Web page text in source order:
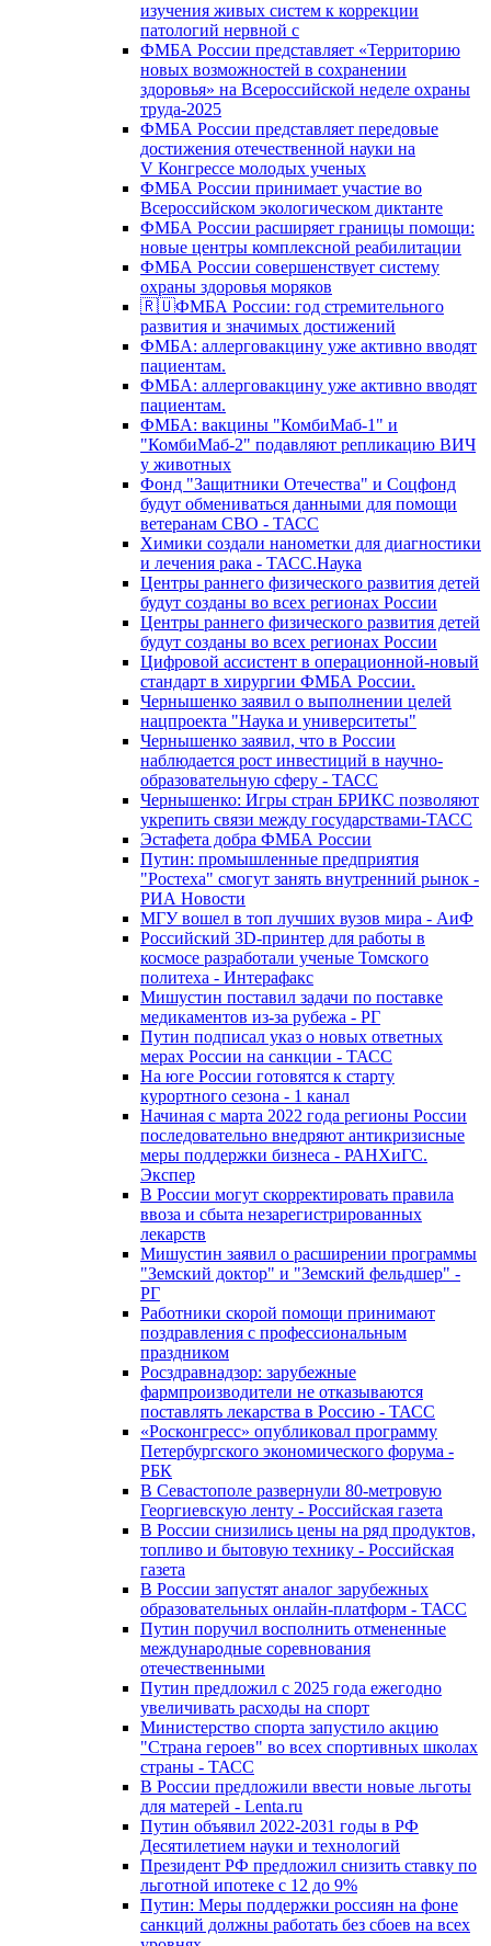
изучения живых систем к коррекции
патологий нервной с
ФМБА России представляет «Территорию
новых возможностей в сохранении
здоровья» на Всероссийской неделе охраны
труда-2025
ФМБА России представляет передовые
достижения отечественной науки на
V Конгрессе молодых ученых
ФМБА России принимает участие во
Всероссийском экологическом диктанте
ФМБА России расширяет границы помощи:
новые центры комплексной реабилитации
ФМБА России совершенствует систему
охраны здоровья моряков
🇷🇺ФМБА России: год стремительного
развития и значимых достижений
ФМБА: аллерговакцину уже активно вводят
пациентам.
ФМБА: аллерговакцину уже активно вводят
пациентам.
ФМБА: вакцины "КомбиМаб-1" и
"КомбиМаб-2" подавляют репликацию ВИЧ
у животных
Фонд "Защитники Отечества" и Соцфонд
будут обмениваться данными для помощи
ветеранам СВО - ТАСС
Химики создали нанометки для диагностики
и лечения рака - ТАСС.Наука
Центры раннего физического развития детей
будут созданы во всех регионах России
Центры раннего физического развития детей
будут созданы во всех регионах России
Цифровой ассистент в операционной-новый
стандарт в хирургии ФМБА России.
Чернышенко заявил о выполнении целей
нацпроекта "Наука и университеты"
Чернышенко заявил, что в России
наблюдается рост инвестиций в научно-
образовательную сферу - ТАСС
Чернышенко: Игры стран БРИКС позволяют
укрепить связи между государствами-ТАСС
Эстафета добра ФМБА России
Путин: промышленные предприятия
"Ростеха" смогут занять внутренний рынок -
РИА Новости
МГУ вошел в топ лучших вузов мира - АиФ
Российский 3D-принтер для работы в
космосе разработали ученые Томского
политеха - Интерафакс
Мишустин поставил задачи по поставке
медикаментов из-за рубежа - РГ
Путин подписал указ о новых ответных
мерах России на санкции - ТАСС
На юге России готовятся к старту
курортного сезона - 1 канал
Начиная с марта 2022 года регионы России
последовательно внедряют антикризисные
меры поддержки бизнеса - РАНХиГС.
Экспер
В России могут скорректировать правила
ввоза и сбыта незарегистрированных
лекарств
Мишустин заявил о расширении программы
"Земский доктор" и "Земский фельдшер" -
РГ
Работники скорой помощи принимают
поздравления с профессиональным
праздником
Росздравнадзор: зарубежные
фармпроизводители не отказываются
поставлять лекарства в Россию - ТАСС
«Росконгресс» опубликовал программу
Петербургского экономического форума -
РБК
В Севастополе развернули 80-метровую
Георгиевскую ленту - Российская газета
В России снизились цены на ряд продуктов,
топливо и бытовую технику - Российская
газета
В России запустят аналог зарубежных
образовательных онлайн-платформ - ТАСС
Путин поручил восполнить отмененные
международные соревнования
отечественными
Путин предложил с 2025 года ежегодно
увеличивать расходы на спорт
Министерство спорта запустило акцию
"Страна героев" во всех спортивных школах
страны - ТАСС
В России предложили ввести новые льготы
для матерей - Lenta.ru
Путин объявил 2022-2031 годы в РФ
Десятилетием науки и технологий
Президент РФ предложил снизить ставку по
льготной ипотеке с 12 до 9%
Путин: Меры поддержки россиян на фоне
санкций должны работать без сбоев на всех